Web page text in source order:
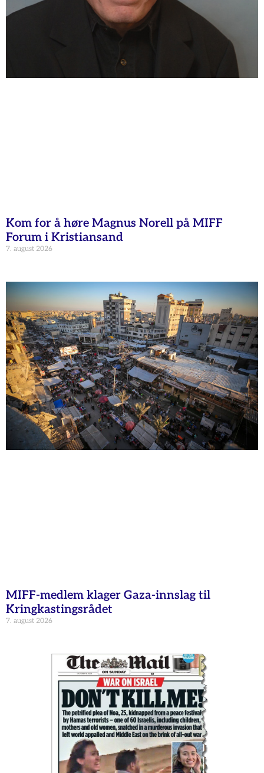
Kom for å høre Magnus Norell på MIFF
Forum i Kristiansand
7. august 2026
MIFF-medlem klager Gaza-innslag til
Kringkastingsrådet
7. august 2026